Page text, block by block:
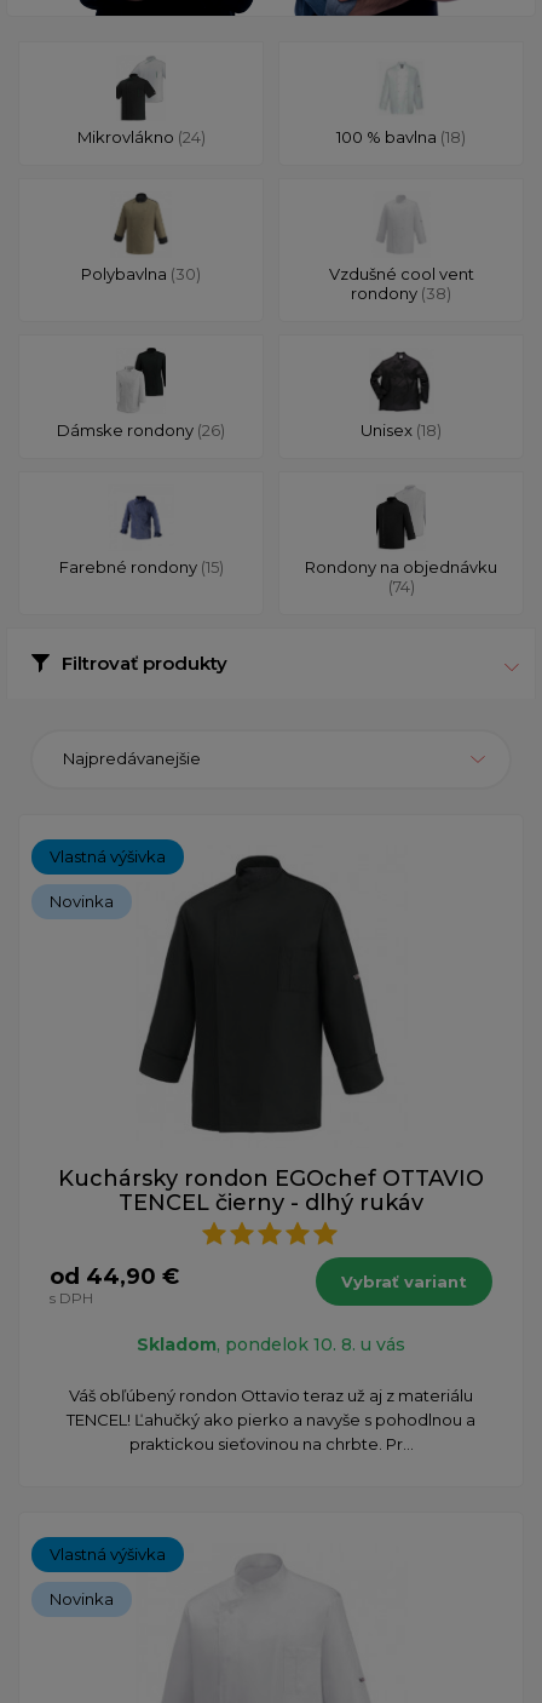
Mikrovlákno (24) 100 % bavlna (18)
Polybavlna (30)
Vzdušné cool vent
rondony (38)
Dámske rondony (26) Unisex (18)
Farebné rondony (15)
Rondony na objednávku
(74)
Filtrovať produkty
Najpredávanejšie
Vlastná výšivka
Novinka
Kuchársky rondon EGOchef OTTAVIO
TENCEL čierny - dlhý rukáv
od 44,90 €
s DPH
Vybrať variant
Skladom, pondelok 10. 8. u vás
Váš obľúbený rondon Ottavio teraz už aj z materiálu
TENCEL! Ľahučký ako pierko a navyše s pohodlnou a
praktickou sieťovinou na chrbte. Pr...
Vlastná výšivka
Novinka